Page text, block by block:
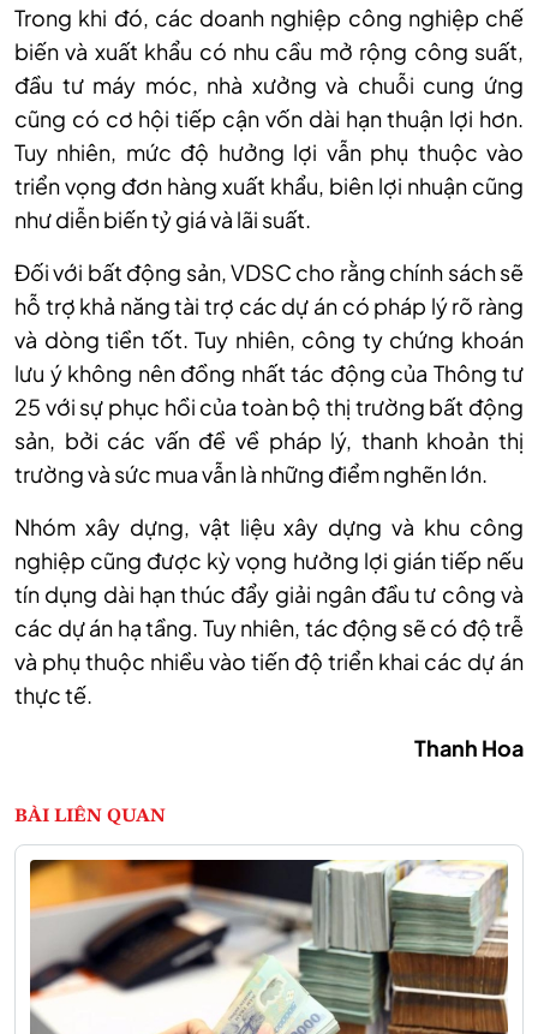
Trong khi đó, các doanh nghiệp công nghiệp chế
biến và xuất khẩu có nhu cầu mở rộng công suất,
đầu tư máy móc, nhà xưởng và chuỗi cung ứng
cũng có cơ hội tiếp cận vốn dài hạn thuận lợi hơn.
Tuy nhiên, mức độ hưởng lợi vẫn phụ thuộc vào
triển vọng đơn hàng xuất khẩu, biên lợi nhuận cũng
như diễn biến tỷ giá và lãi suất.
Đối với bất động sản, VDSC cho rằng chính sách sẽ
hỗ trợ khả năng tài trợ các dự án có pháp lý rõ ràng
và dòng tiền tốt. Tuy nhiên, công ty chứng khoán
lưu ý không nên đồng nhất tác động của Thông tư
25 với sự phục hồi của toàn bộ thị trường bất động
sản, bởi các vấn đề về pháp lý, thanh khoản thị
trường và sức mua vẫn là những điểm nghẽn lớn.
Nhóm xây dựng, vật liệu xây dựng và khu công
nghiệp cũng được kỳ vọng hưởng lợi gián tiếp nếu
tín dụng dài hạn thúc đẩy giải ngân đầu tư công và
các dự án hạ tầng. Tuy nhiên, tác động sẽ có độ trễ
và phụ thuộc nhiều vào tiến độ triển khai các dự án
thực tế.
Thanh Hoa
BÀI LIÊN QUAN